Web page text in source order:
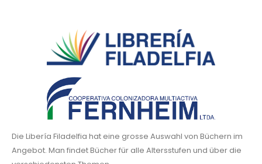
Die Libería Filadelfia hat eine grosse Auswahl von Büchern im
Angebot. Man findet Bücher für alle Altersstufen und über die